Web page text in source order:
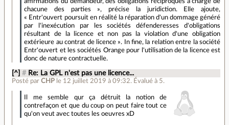
chacune des parties », précise la juridiction. Elle ajoute,
« Entr'ouvert poursuit en réalité la réparation d'un dommage généré
par l'inexécution par les sociétés défenderesses d'obligations
résultant de la licence et non pas la violation d'une obligation
extérieure au contrat de licence ». In fine, la relation entre la société
Entr'ouvert et les sociétés Orange pour l'utilisation de la licence est
donc de nature contractuelle.
[^] # Re: La GPL n'est pas une licence...
Posté parCHP le 12 juillet 2019 à 09:32. Évalué à 5.
Il me semble qur ça détruit la notion de
contrefaçon et que du coup on peut faire tout ce
qu'on veut avec toutes les oeuvres xD